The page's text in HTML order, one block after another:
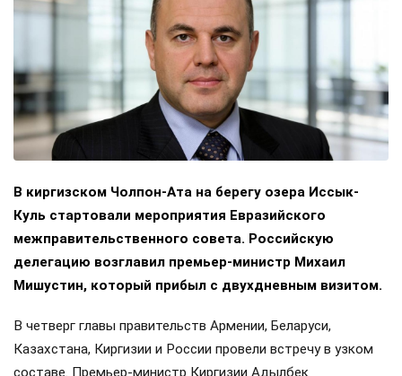
В киргизском Чолпон-Ата на берегу озера Иссык-
Куль стартовали мероприятия Евразийского
межправительственного совета. Российскую
делегацию возглавил премьер-министр Михаил
Мишустин, который прибыл с двухдневным визитом.
В четверг главы правительств Армении, Беларуси,
Казахстана, Киргизии и России провели встречу в узком
составе. Премьер-министр Киргизии Адылбек